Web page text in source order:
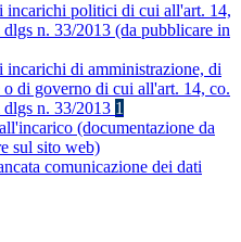
incarichi politici di cui all'art. 14,
n. 33/2013 (da pubblicare in
incarichi di amministrazione, di
o di governo di cui all'art. 14, co.
dlgs n. 33/2013 1
(documentazione da
sul sito web)
comunicazione dei dati